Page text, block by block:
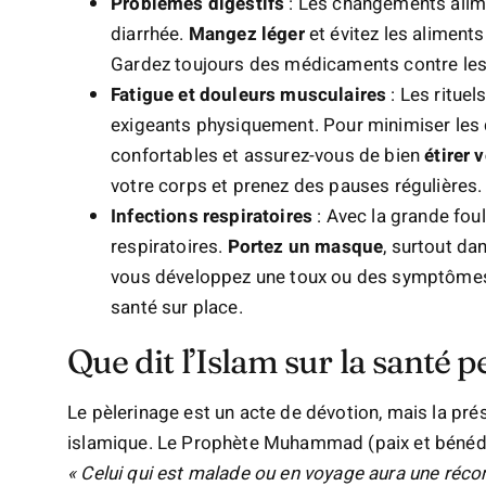
diarrhée. Mangez légeret évitez les
Gardez toujours des médicaments contre
Fatigue et douleurs musculaires : Les
exigeants physiquement. Pour minimiser
confortables et assurez-vous de bienétirer
votre corps et prenez des pauses régulières.
Infections respiratoires : Avec la grande
respiratoires. Portez un masque, surtout
vous développez une toux ou des
santé sur place.
Que dit l’Islam sur la santé
Le pèlerinage est un acte de dévotion, mais la
islamique. Le Prophète Muhammad (paix et
« Celui qui est malade ou en voyage aura une